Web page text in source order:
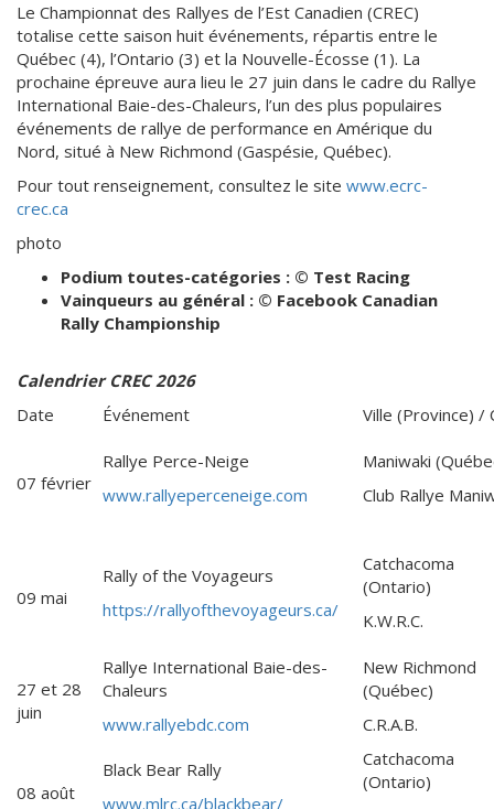
Le Championnat des Rallyes de l’Est Canadien (CREC)
totalise cette saison huit événements, répartis entre le
Québec (4), l’Ontario (3) et la Nouvelle-Écosse (1). La
prochaine épreuve aura lieu le 27 juin dans le cadre du Rallye
International Baie-des-Chaleurs, l’un des plus populaires
événements de rallye de performance en Amérique du
Nord, situé à New Richmond (Gaspésie, Québec).
Pour tout renseignement, consultez le site www.ecrc-
crec.ca
photo
Podium toutes-catégories : © Test Racing
Vainqueurs au général : © Facebook Canadian
Rally Championship
Calendrier CREC 2026
Date
Événement Ville (Province) /
07 février
Rallye Perce-Neige
www.rallyeperceneige.com
Maniwaki
Club Rallye
09 mai
Rally of the Voyageurs
https://rallyofthevoyageurs.ca/
Catchacoma
(Ontario)
K.W.R.C.
27 et 28
juin
Rallye International Baie-des-
Chaleurs
www.rallyebdc.com
New Richmond
(Québec)
C.R.A.B.
08 août
Black Bear Rally
www.mlrc.ca/blackbear/
Catchacoma
(Ontario)